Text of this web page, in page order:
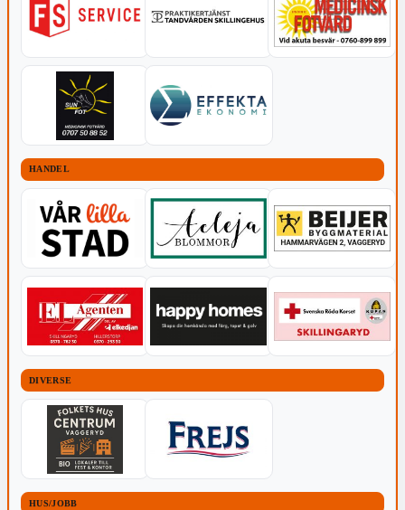
HANDEL
DIVERSE
HUS/JOBB